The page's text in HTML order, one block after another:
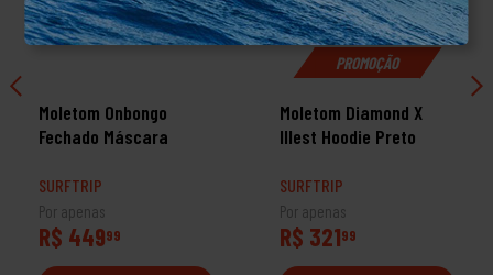
Moletom Onbongo
Fechado Máscara
SURFTRIP
Por apenas
R$ 44999
PROMOÇÃO
Moletom Diamond X
Illest Hoodie Preto
SURFTRIP
Por apenas
R$ 32199